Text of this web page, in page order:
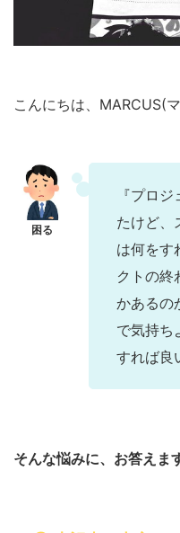
こんにちは、MARCUS(
『プロ
たけど、
は何をす
クトの終
かあるの
で気持ち
すれば良
そんな悩みに、お答えま